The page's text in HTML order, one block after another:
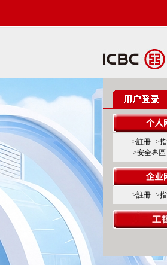
>註冊 >
>安全專區
>註冊 >